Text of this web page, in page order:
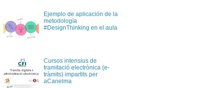
Ejemplo de aplicación de la
metodología
#DesignThinking en el aula
Cursos intensius de
tramitació electrònica (e-
tràmits) impartits per
aCanelma